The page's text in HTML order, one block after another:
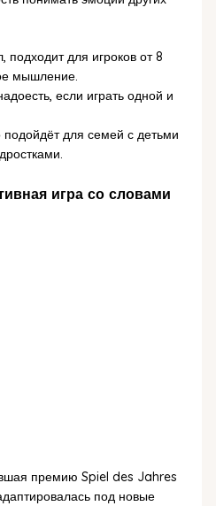
подходит для игроков от 8
мышление.
если играть одной и
для семей с детьми
игра со словами
премию Spiel des Jahres
под новые